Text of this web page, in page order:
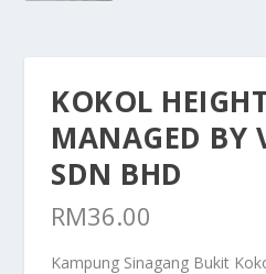
KOKOL
MANAGED BY
SDN BHD
RM36.00
Kampung Sinagang Bukit